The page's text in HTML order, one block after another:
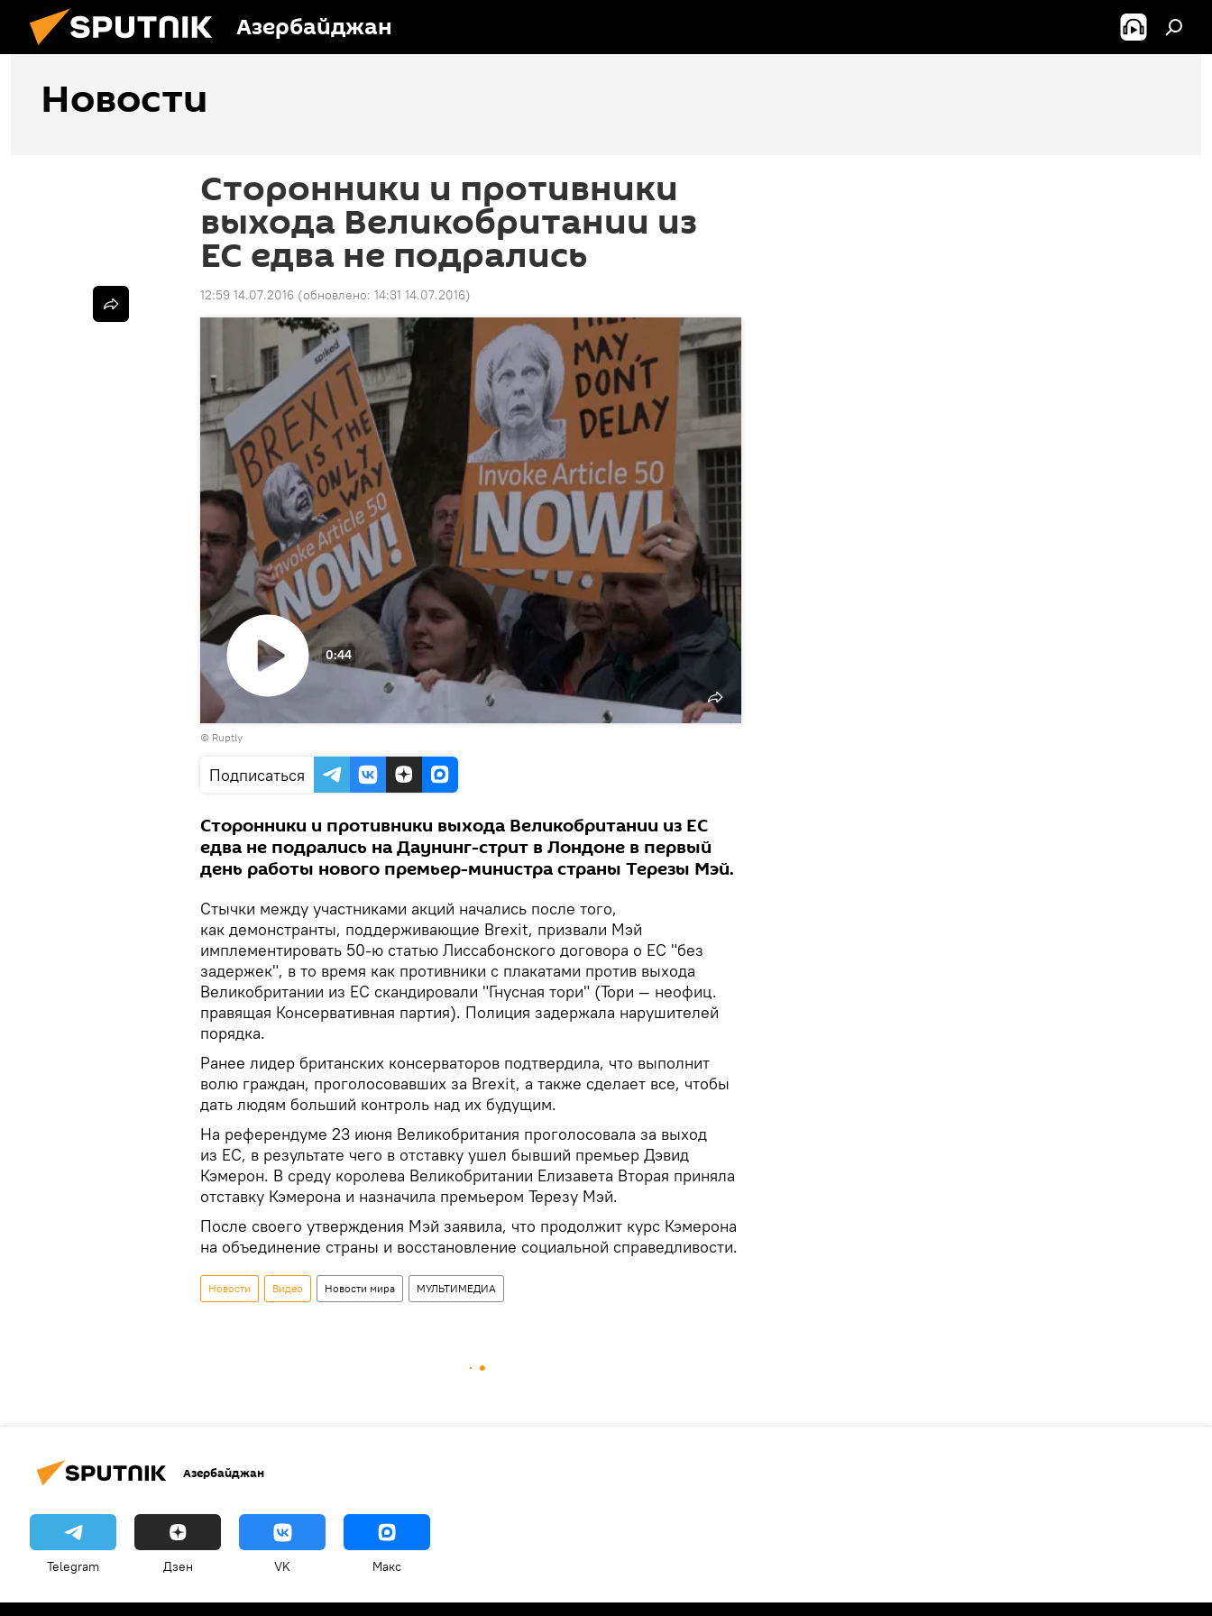
Азербайджан
Новости
Сторонники и противники
выхода Великобритании из
ЕС едва не подрались
12:59 14.07.2016 (обновлено: 14:31 14.07.2016)
Воспроизвести
0:44
© Ruptly
Подписаться
Сторонники и противники выхода Великобритании из ЕС
едва не подрались на Даунинг-стрит в Лондоне в первый
день работы нового премьер-министра страны Терезы Мэй.
Стычки между участниками акций начались после того,
как демонстранты, поддерживающие Brexit, призвали Мэй
имплементировать 50-ю статью Лиссабонского договора о ЕС "без
задержек", в то время как противники c плакатами против выхода
Великобритании из ЕС скандировали "Гнусная тори" (Тори — неофиц.
правящая Консервативная партия). Полиция задержала нарушителей
порядка.
Ранее лидер британских консерваторов подтвердила, что выполнит
волю граждан, проголосовавших за Brexit, а также сделает все, чтобы
дать людям больший контроль над их будущим.
На референдуме 23 июня Великобритания проголосовала за выход
из ЕС, в результате чего в отставку ушел бывший премьер Дэвид
Кэмерон. В среду королева Великобритании Елизавета Вторая приняла
отставку Кэмерона и назначила премьером Терезу Мэй.
После своего утверждения Мэй заявила, что продолжит курс Кэмерона
на объединение страны и восстановление социальной справедливости.
Новости Видео Новости мира МУЛЬТИМЕДИА
Азербайджан
Telegram Дзен VK Макс